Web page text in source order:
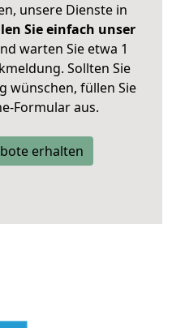
unsere Dienste in
Sie einfach unser
warten Sie etwa 1
Sollten Sie
wünschen, füllen Sie
Formular aus.
erhalten